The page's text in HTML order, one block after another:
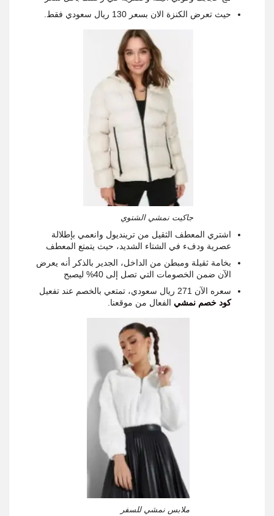
حيث تعرض الكنزة الان بسعر 130 ريال سعودي فقط.
جاكيت نمشي الشتوي
اشتري المعطف الثقيل من ترينديول وانعمي بإطلالة
عصرية ودفء في الشتاء الشديد، حيث يتمتع المعطف
بخامة ثقيلة ومبطن من الداخل، الجدير بالذكر أنه يعرض
الآن ضمن الخصومات التي تصل إلى 40% ليصبح
سعره الآن 271 ريال سعودي، تمتعي بالخصم عند تفعيل
كود خصم نمشي الفعال من موقعنا.
ملابس نمشي للسفر